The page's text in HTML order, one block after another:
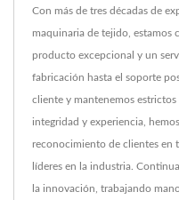
Con más de tres décadas de
maquinaria de tejido, estamos
producto excepcional y un
fabricación hasta el soporte
cliente y mantenemos
integridad y experiencia,
reconocimiento de clientes en
líderes en la industria.
la innovación, trabajando